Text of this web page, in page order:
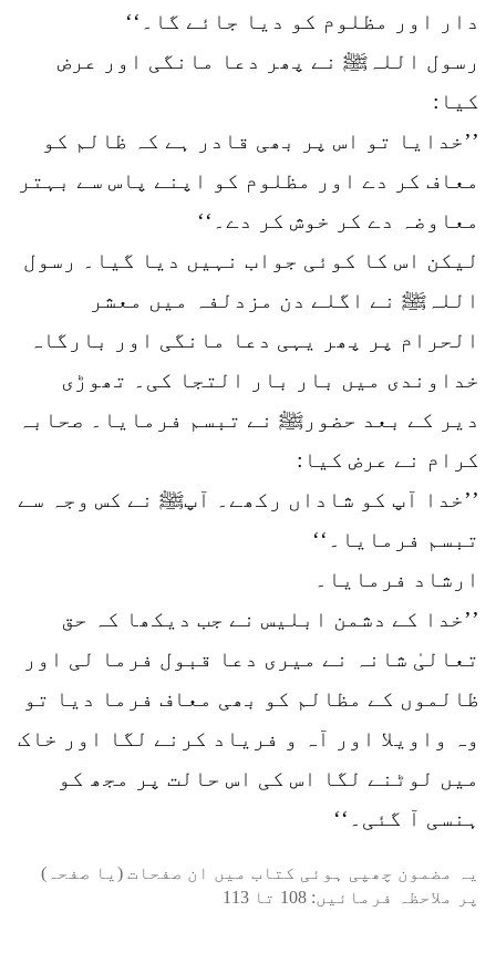
دار اور مظلوم کو دیا جائے گا۔‘‘
رسول اللہﷺ نے پھر دعا مانگی اور عرض
کیا:
’’خدایا تو اس پر بھی قادر ہے کہ ظالم کو
معاف کر دے اور مظلوم کو اپنے پاس سے بہتر
معاوضہ دے کر خوش کر دے۔‘‘
لیکن اس کا کوئی جواب نہیں دیا گیا۔ رسول
اللہﷺ نے اگلے دن مزدلفہ میں معشر
الحرام پر پھر یہی دعا مانگی اور بارگاہ
خداوندی میں بار بار التجا کی۔ تھوڑی
دیر کے بعد حضورﷺ نے تبسم فرمایا۔ صحابہ
کرام نے عرض کیا:
’’خدا آپ کو شاداں رکھے۔ آپﷺ نے کس وجہ سے
تبسم فرمایا۔‘‘
ارشاد فرمایا۔
’’خدا کے دشمن ابلیس نے جب دیکھا کہ حق
تعالیٰ شانہ نے میری دعا قبول فرما لی اور
ظالموں کے مظالم کو بھی معاف فرما دیا تو
وہ واویلا اور آہ و فریاد کرنے لگا اور خاک
میں لوٹنے لگا اس کی اس حالت پر مجھ کو
ہنسی آ گئی۔‘‘
یہ مضمون چھپی ہوئی کتاب میں ان صفحات (یا صفحہ)
پر ملاحظہ فرمائیں: 108 تا 113